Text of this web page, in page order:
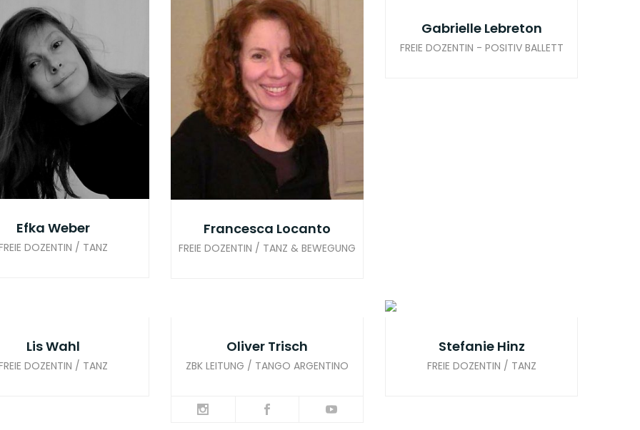
Efka Weber
DOZENTIN / TANZ
Francesca Locanto
FREIE DOZENTIN / TANZ & BEWEGUNG
Gabrielle Lebreton
FREIE DOZENTIN - POSITIV BALLETT
Lis Wahl
DOZENTIN / TANZ
Oliver Trisch
ZBK LEITUNG / TANGO ARGENTINO
Stefanie Hinz
FREIE DOZENTIN / TANZ